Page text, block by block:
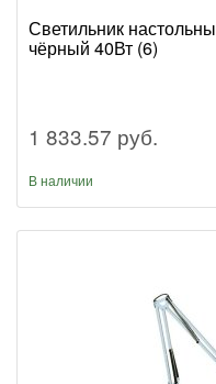
Светильник
чёрный 40Вт (6)
1 833.57 руб.
В наличии